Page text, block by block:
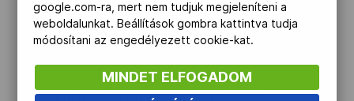
A Magyar Olimpiai Bizottság októberben induló
Kettőskarrier-programja is napirenden volt a TF
csütörtök reggel Gyulay Zsolt, a MOB elnöke is
google.com-ra, mert nem tudjuk megjeleníteni a
weboldalunkat. Beállítások gombra kattintva tudja
módosítani az engedélyezett cookie-kat.
MINDET ELFOGADOM